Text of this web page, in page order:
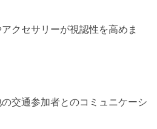
クセサリーが視認性を高めま
交通参加者とのコミュニケーシ